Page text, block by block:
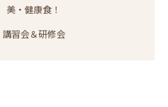
美・健康食！
講習会＆研修会